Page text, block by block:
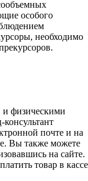
особого
необходимо
и физическими
почте и на
Вы также можете
на сайте.
товар в кассе